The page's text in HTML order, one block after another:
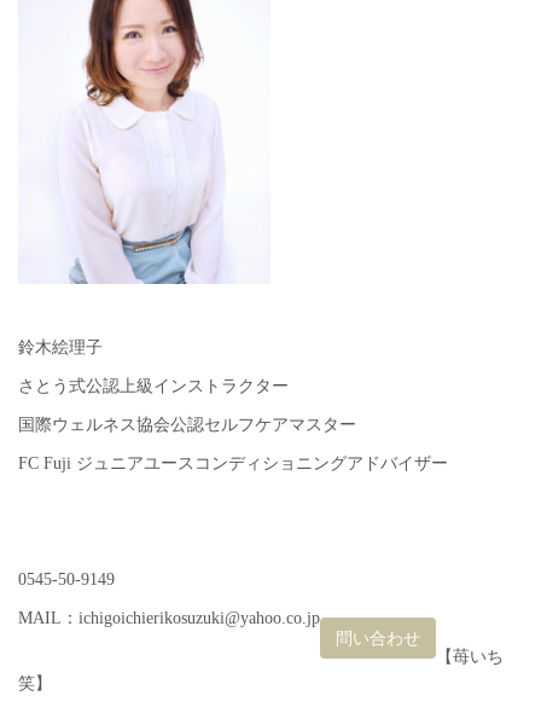
鈴木絵理子
さとう式公認上級インストラクター
国際ウェルネス協会公認セルフケアマスター
FC Fuji ジュニアユースコンディショニングアドバイザー
0545-50-9149
MAIL：ichigoichierikosuzuki@yahoo.co.jp
問い合わせ
【苺いち
笑】